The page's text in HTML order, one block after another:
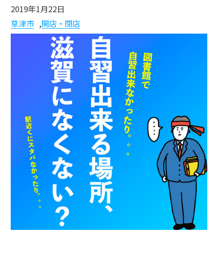
2019年1月22日
草津市 ,開店・閉店